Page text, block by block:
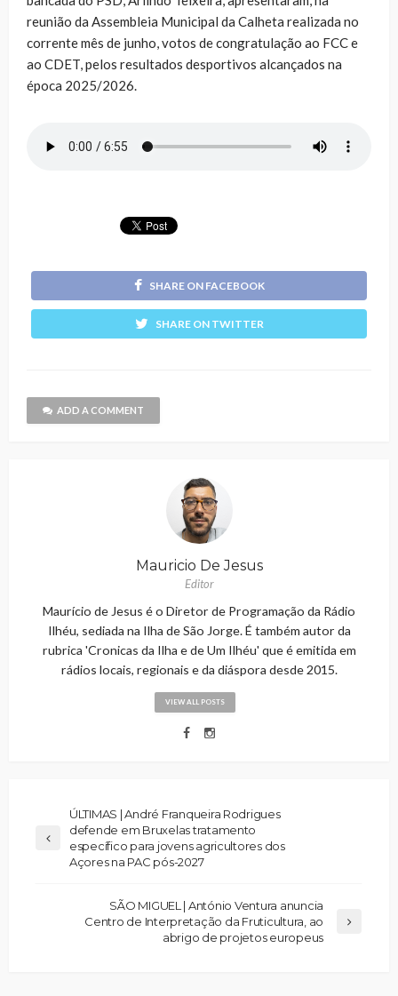
reunião da Assembleia Municipal da Calheta realizada no
corrente mês de junho, votos de congratulação ao FCC e
ao CDET, pelos resultados desportivos alcançados na
época 2025/2026.
SHARE ON FACEBOOK
SHARE ON TWITTER
ADD A COMMENT
Mauricio De Jesus
Editor
Maurício de Jesus é o Diretor de Programação da Rádio
Ilhéu, sediada na Ilha de São Jorge. É também autor da
rubrica 'Cronicas da Ilha e de Um Ilhéu' que é emitida em
rádios locais, regionais e da diáspora desde 2015.
VIEW ALL POSTS
ÚLTIMAS | André Franqueira Rodrigues
defende em Bruxelas tratamento
específico para jovens agricultores dos
Açores na PAC pós-2027
SÃO MIGUEL | António Ventura anuncia
Centro de Interpretação da Fruticultura, ao
abrigo de projetos europeus